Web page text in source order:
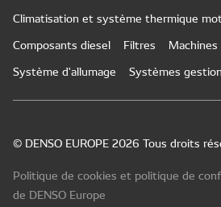
Climatisation et système thermique
Composants diesel
Filtres
Système d'allumage
Systèmes
© DENSO EUROPE 2026 Tous droits
Politique de cookies et politique de
de DENSO Europe